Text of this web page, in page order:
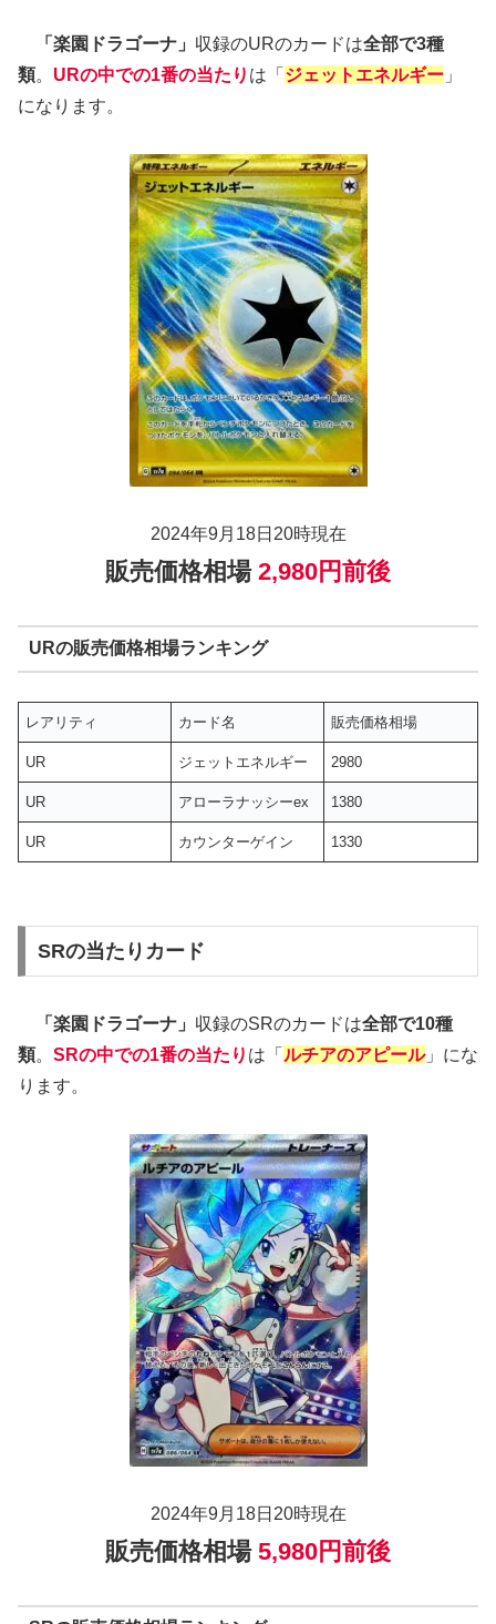
「楽園ドラゴーナ」 収録のURのカードは全部で3種
類。 URの中での1番の当たり は「 ジェットエネルギー 」
になります。
2024年9月18日20時現在
販売価格相場 2,980円前後
URの販売価格相場ランキング
レアリティ カード名 販売価格相場
UR ジェットエネルギー 2980
UR アローラナッシーex 1380
UR カウンターゲイン 1330
SRの当たりカード
「楽園ドラゴーナ」 収録のSRのカードは全部で10種
類。 SRの中での1番の当たり は「 ルチアのアピール」にな
ります。
2024年9月18日20時現在
販売価格相場 5,980円前後